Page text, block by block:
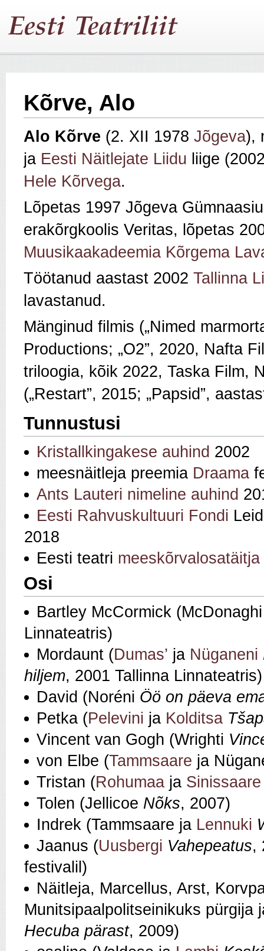
Kõrve, Alo
Alo Kõrve (2. XII 1978 Jõgeva),
ja Eesti Näitlejate Liidu liige
Hele Kõrvega.
Lõpetas 1997 Jõgeva
erakõrgkoolis Veritas, lõpetas
Muusikaakadeemia Kõrgema
Töötanud aastast 2002 Tallinna
lavastanud.
Mänginud filmis („Nimed
Productions; „O2”, 2020, Nafta
triloogia, kõik 2022, Taska Film,
(„Restart”, 2015; „Papsid”,
Tunnustusi
Kristallkingakese auhind 2002
meesnäitleja preemia Draama
Ants Lauteri nimeline auhind
Eesti Rahvuskultuuri Fondi
2018
Eesti teatri
Osi
Bartley McCormick
Linnateatris)
Mordaunt (Dumas’ ja Nüganeni
hiljem, 2001 Tallinna Linnateatris)
David (Noréni Öö on päeva
Petka (Pelevini ja Kolditsa
Vincent van Gogh (Wrighti
von Elbe (Tammsaare ja
Tristan (Rohumaa ja Sinissaare
Tolen (Jellicoe Nõks, 2007)
Indrek (Tammsaare ja Lennuki
Jaanus (Uusbergi Vahepeatus,
festivalil)
Näitleja, Marcellus, Arst,
Munitsipaalpolitseinikuks pürgija
Hecuba pärast, 2009)